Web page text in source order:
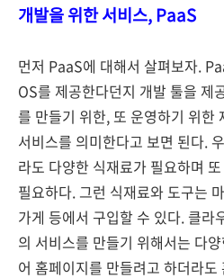
개발을 위한 서비스, PaaS
먼저 PaaS에 대해서 살펴보자.
OS를 제공한다던지 개발 툴을 제
를 만들기 위한, 또 운영하기 위한
서비스를 의미한다고 보면 된다.
라도 다양한 식재료가 필요하며
필요하다. 그런 식재료와 도구는
가게 등에서 구입할 수 있다. 클라
의 서비스를 만들기 위해서는 다
어 홈페이지를 만들려고 하더라